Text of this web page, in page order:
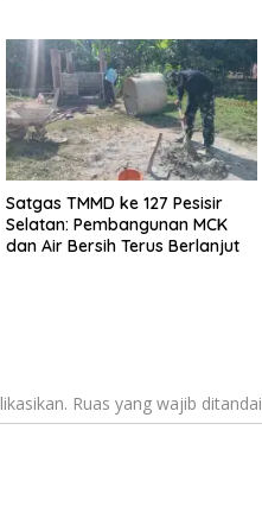
Satgas TMMD ke 127 Pesisir
Selatan: Pembangunan MCK
dan Air Bersih Terus Berlanjut
Ruas yang wajib ditandai